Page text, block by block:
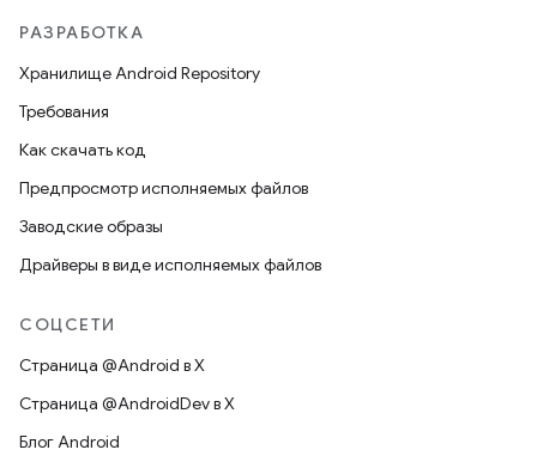
РАЗРАБОТКА
Хранилище Android Repository
Требования
Как скачать код
Предпросмотр исполняемых файлов
Заводские образы
Драйверы в виде исполняемых файлов
СОЦСЕТИ
Страница @Android в X
Страница @AndroidDev в X
Блог Android